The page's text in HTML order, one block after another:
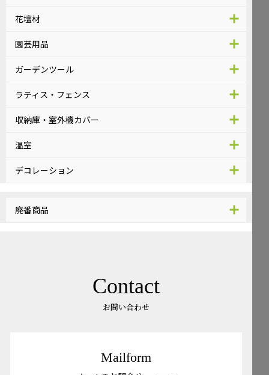
花壇材
園芸用品
ガーデンツール
ラティス・フェンス
収納庫・室外機カバー
温室
デコレーション
廃番商品
Contact
お問い合わせ
Mailform